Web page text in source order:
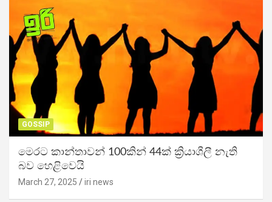
GOSSIP
මෙරට කාන්තාවන් 100කින් 44ක් ක්‍රියාශීලී නැති
බව හෙළිවෙයි
March 27, 2025 iri news